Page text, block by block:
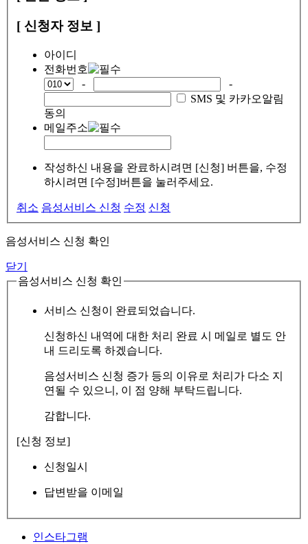
[ 신청자 정보 ]
아이디
전화번호
-
-
SMS 및 카카오알림
동의
메일주소
작성하신 내용을 완료하시려면 [신청] 버튼을, 수정
하시려면 [수정]버튼을 눌러주세요.
취소 음성서비스 신청 수정 신청
음성서비스 신청 확인
닫기
음성서비스 신청 확인
서비스 신청이 완료되었습니다.
신청하신 내역에 대한 처리 완료 시 메일로 별도 안
내 드리도록 하겠습니다.
음성서비스 신청 증가 등의 이유로 처리가 다소 지
연될 수 있으니, 이 점 양해 부탁드립니다.
감합니다.
[신청 정보]
신청일시
답변받을 이메일
인스타그램